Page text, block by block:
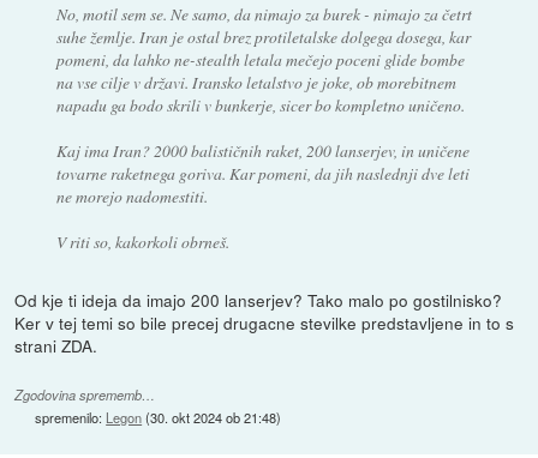
No, motil sem se. Ne samo, da nimajo za burek - nimajo za četrt
suhe žemlje. Iran je ostal brez protiletalske dolgega dosega, kar
pomeni, da lahko ne-stealth letala mečejo poceni glide bombe
na vse cilje v državi. Iransko letalstvo je joke, ob morebitnem
napadu ga bodo skrili v bunkerje, sicer bo kompletno uničeno.
Kaj ima Iran? 2000 balističnih raket, 200 lanserjev, in uničene
tovarne raketnega goriva. Kar pomeni, da jih naslednji dve leti
ne morejo nadomestiti.
V riti so, kakorkoli obrneš.
Od kje ti ideja da imajo 200 lanserjev? Tako malo po gostilnisko?
Ker v tej temi so bile precej drugacne stevilke predstavljene in to s
strani ZDA.
Zgodovina sprememb…
spremenilo: Legon(30. okt 2024 ob 21:48)